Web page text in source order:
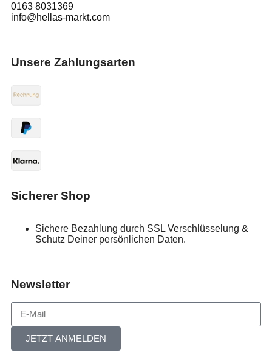
0163 8031369
info@hellas-markt.com
Unsere Zahlungsarten
Sicherer Shop
Sichere Bezahlung durch SSL Verschlüsselung &
Schutz Deiner persönlichen Daten.
Newsletter
JETZT ANMELDEN